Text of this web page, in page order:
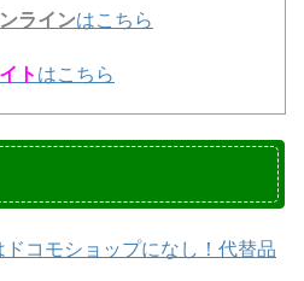
ラインはこちら
トはこちら
コモショップになし！代替品